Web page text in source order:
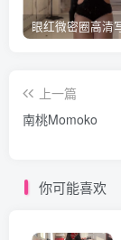
上一篇
南桃Momoko
你可能喜欢